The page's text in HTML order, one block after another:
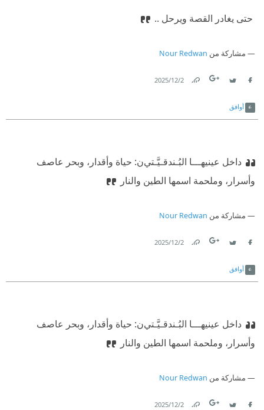
‫ ‏حتى يغادر القصة ويرحل ..‏
مشاركة من Nour Redwan
2‏/12‏/2025
أوافق
‏داخل عينيهـــا البُـندقـيَّـتين: حياة وأقدار،‏ ‫ ‏وبحر عاصف
وأسرار، وملحمة اسمها الطين والنار‏
مشاركة من Nour Redwan
2‏/12‏/2025
أوافق
‏داخل عينيهـــا البُـندقـيَّـتين: حياة وأقدار،‏ ‫ ‏وبحر عاصف
وأسرار، وملحمة اسمها الطين والنار‏
مشاركة من Nour Redwan
2‏/12‏/2025